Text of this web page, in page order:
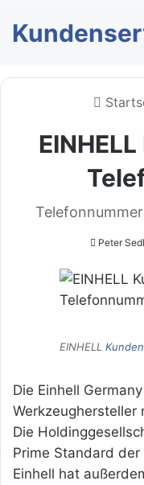
Peter
EINHELL
Die Einhell
Werkzeughersteller
Die
Prime Standard
Einhell hat